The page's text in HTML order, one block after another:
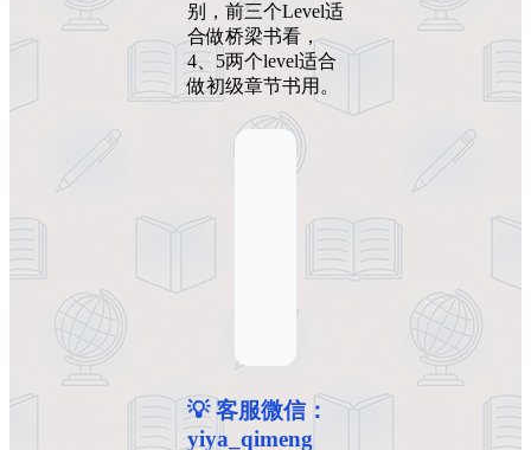
别，前三个Level适
合做桥梁书看，
4、5两个level适合
做初级章节书用。
💡 客服微信：
yiya_qimeng